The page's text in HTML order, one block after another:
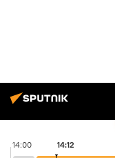
14:00 14:12